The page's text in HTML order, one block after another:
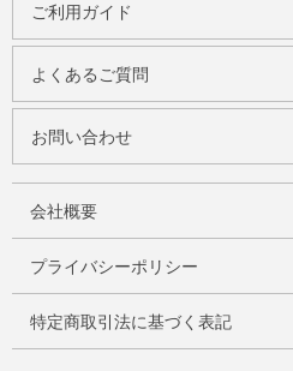
ご利用ガイド
よくあるご質問
お問い合わせ
会社概要
プライバシーポリシー
特定商取引法に基づく表記